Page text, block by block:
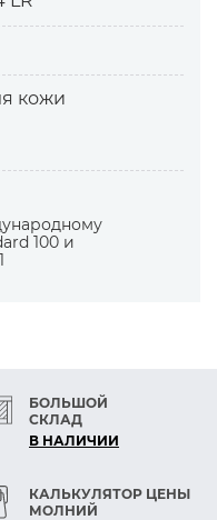
наклоном
к
иглы
кожи
100 и
БОЛЬШОЙ
СКЛАД
В НАЛИЧИИ
КАЛЬКУЛЯТОР ЦЕНЫ
МОЛНИЙ